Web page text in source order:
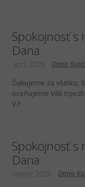
Spokojnosť s
Dana
Dana
apríl 2026
Ďakujeme za všetko,
oceňujeme Váš
V.F.
Spokojnosť s
Dana
Dana
marec 2026